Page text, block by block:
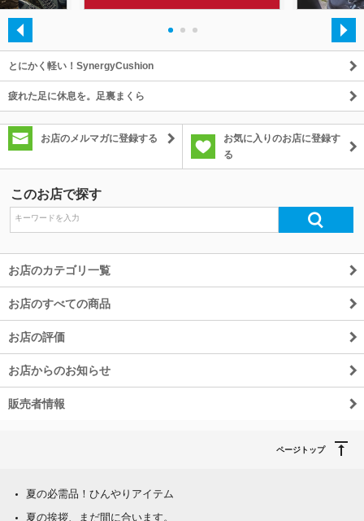
とにかく軽い！SynergyCushion
疲れた足に休息を。足裏まくら
お店のメルマガに登録する
お気に入りのお店に登録す
る
このお店で探す
お店のカテゴリ一覧
お店のすべての商品
お店の評価
お店からのお知らせ
販売者情報
ページトップ
夏の必需品！ひんやりアイテム
夏の挨拶、まだ間に合います。